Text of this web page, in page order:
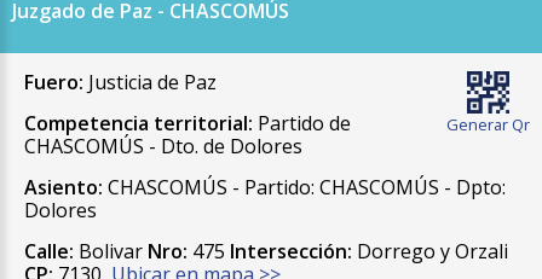
Juzgado de Paz - CHASCOMÚS
Generar Qr
Fuero: Justicia de Paz
Competencia territorial: Partido de
CHASCOMÚS - Dto. de Dolores
Asiento: CHASCOMÚS - Partido: CHASCOMÚS - Dpto:
Dolores
Calle: Bolivar Nro: 475 Intersección: Dorrego y Orzali